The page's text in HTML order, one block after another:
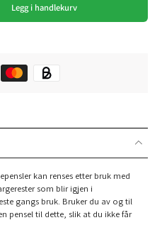
Legg i handlekurv
kan renses etter bruk med
som blir igjen i
gangs bruk. Bruker du av og til
pensel til dette, slik at du ikke får